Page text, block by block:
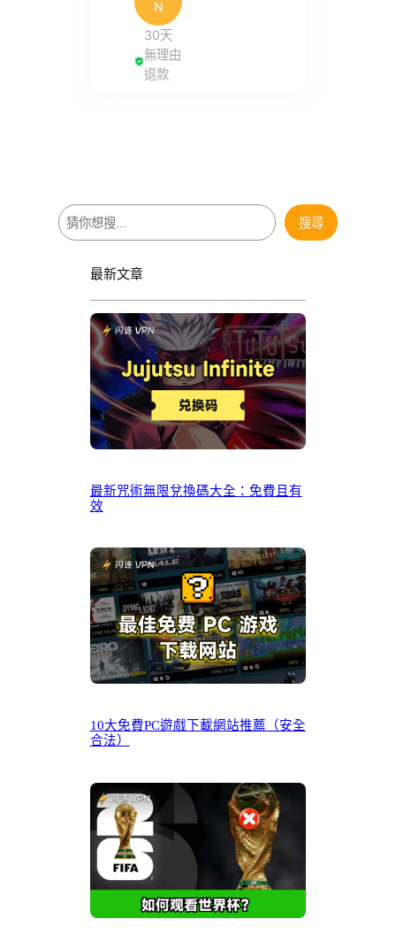
N
30天
無理由
退款
搜
尋
搜尋
最新文章
最新咒術無限兌換碼大全：免費且有
效
10大免費PC遊戲下載網站推薦（安全
合法）